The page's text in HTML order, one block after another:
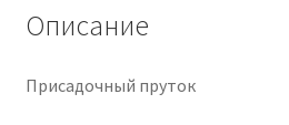
ММ
Описание
Присадочный пруток